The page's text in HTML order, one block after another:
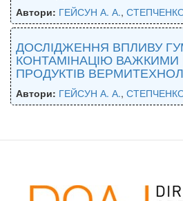
Автори: ГЕЙСУН А. А.,
ДОСЛІДЖЕННЯ ВПЛИВУ
КОНТАМІНАЦІЮ
ПРОДУКТІВ
Автори: ГЕЙСУН А. А.,